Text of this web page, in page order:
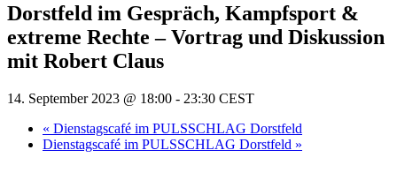
Dorstfeld im Gespräch, Kampfsport &
extreme Rechte – Vortrag und Diskussion
mit Robert Claus
14. September 2023 @ 18:00 - 23:30 CEST
« Dienstagscafé im PULSSCHLAG Dorstfeld
Dienstagscafé im PULSSCHLAG Dorstfeld »